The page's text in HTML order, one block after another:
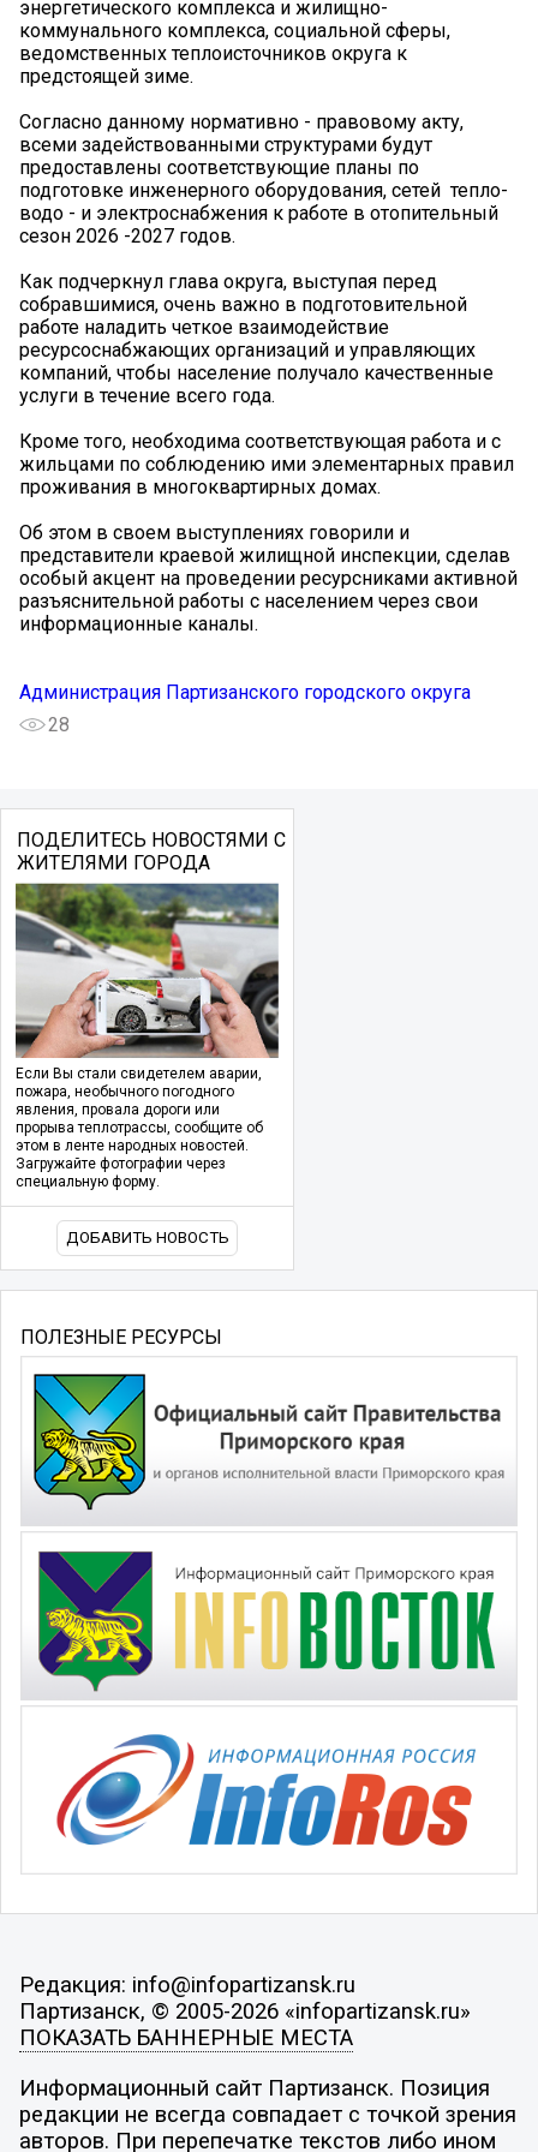
энергетического комплекса и жилищно-
коммунального комплекса, социальной сферы,
ведомственных теплоисточников округа к
предстоящей зиме.
Согласно данному нормативно - правовому акту,
всеми задействованными структурами будут
предоставлены соответствующие планы по
подготовке инженерного оборудования, сетей тепло-
водо - и электроснабжения к работе в отопительный
сезон 2026 -2027 годов.
Как подчеркнул глава округа, выступая перед
собравшимися, очень важно в подготовительной
работе наладить четкое взаимодействие
ресурсоснабжающих организаций и управляющих
компаний, чтобы население получало качественные
услуги в течение всего года.
Кроме того, необходима соответствующая работа и с
жильцами по соблюдению ими элементарных правил
проживания в многоквартирных домах.
Об этом в своем выступлениях говорили и
представители краевой жилищной инспекции, сделав
особый акцент на проведении ресурсниками активной
разъяснительной работы с населением через свои
информационные каналы.
Администрация Партизанского городского округа
28
ПОДЕЛИТЕСЬ НОВОСТЯМИ С
ЖИТЕЛЯМИ ГОРОДА
Если Вы стали свидетелем аварии,
пожара, необычного погодного
явления, провала дороги или
прорыва теплотрассы, сообщите об
этом в ленте народных новостей.
Загружайте фотографии через
специальную форму.
ДОБАВИТЬ НОВОСТЬ
ПОЛЕЗНЫЕ РЕСУРСЫ
Редакция: info@infopartizansk.ru
Партизанск, © 2005-2026 «infopartizansk.ru»
ПОКАЗАТЬ БАННЕРНЫЕ МЕСТА
Информационный сайт Партизанск. Позиция
редакции не всегда совпадает с точкой зрения
авторов. При перепечатке текстов либо ином